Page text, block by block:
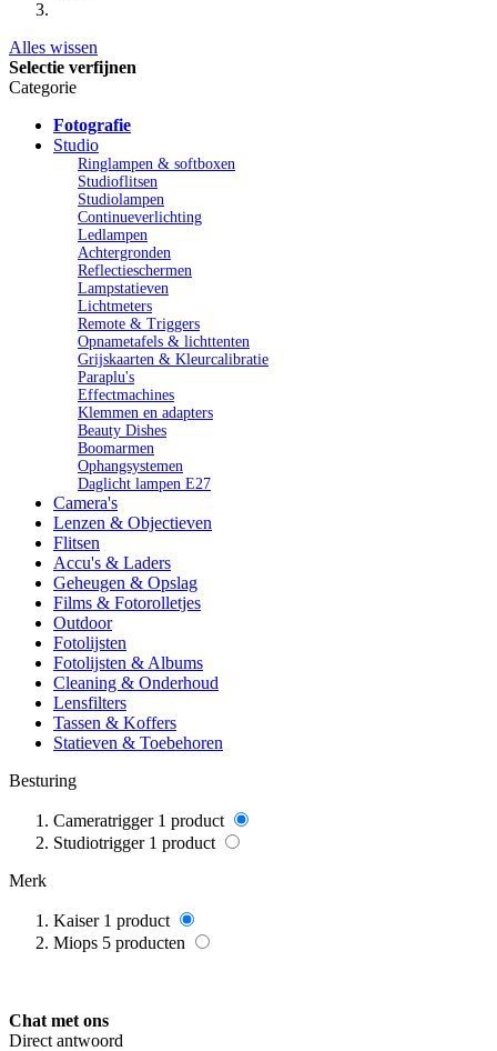
Alles wissen
Selectie verfijnen
Categorie
Fotografie
Camera's
Lenzen & Objectieven
Flitsen
Accu's & Laders
Geheugen & Opslag
Films & Fotorolletjes
Outdoor
Fotolijsten
Fotolijsten & Albums
Cleaning & Onderhoud
Lensfilters
Studio
Ringlampen & softboxen
Studioflitsen
Studiolampen
Continueverlichting
Ledlampen
Achtergronden
Reflectieschermen
Lampstatieven
Lichtmeters
Remote & Triggers
Opnametafels & lichttenten
Grijskaarten & Kleurcalibratie
Paraplu's
Effectmachines
Klemmen en adapters
Beauty Dishes
Boomarmen
Ophangsystemen
Daglicht lampen E27
Tassen & Koffers
Statieven & Toebehoren
Besturing
Cameratrigger 1 product
Studiotrigger 1 product
Merk
Kaiser 1 product
Miops 5 producten
Chat met ons
Direct antwoord